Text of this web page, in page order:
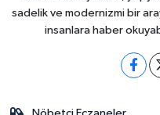
sadelik ve modernizmi bir
insanlara haber